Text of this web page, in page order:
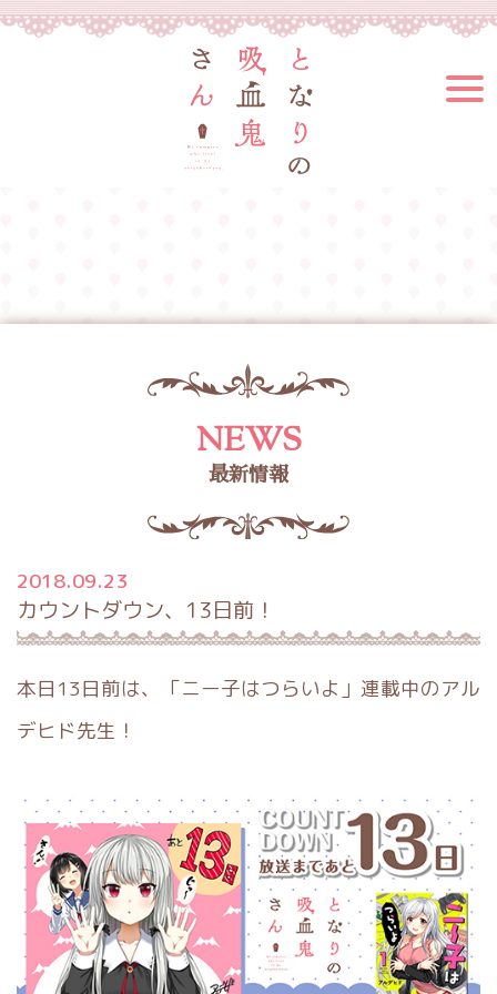
NEWS
最新情報
2018.09.23
カウントダウン、13日前！
本日13日前は、「ニー子はつらいよ」連載中のアル
デヒド先生！